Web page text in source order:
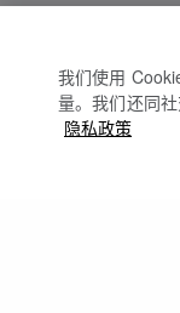
我们使用
量。我们还同
隐私政策